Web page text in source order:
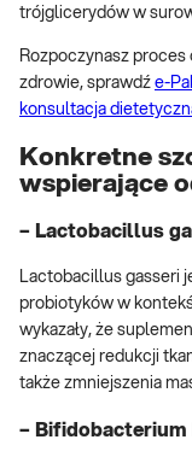
trójglicerydów w
Rozpoczynasz proces
zdrowie, sprawdź e-
konsultacja
Konkretne
wspierające
– Lactobacillus
Lactobacillus gasseri
probiotyków w
wykazały, że
znaczącej redukcji
także zmniejszenia
– Bifidobacterium